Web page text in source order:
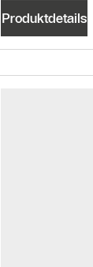
Produktdetails